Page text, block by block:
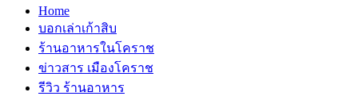
Home
บอกเล่าเก้าสิบ
ร้านอาหารในโคราช
ข่าวสาร เมืองโคราช
รีวิว ร้านอาหาร